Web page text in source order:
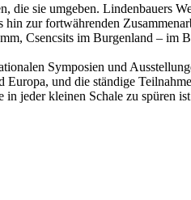
sie umgeben. Lindenbauers
zur fortwährenden
Csencsits im Burgenland – im
Symposien und
und die ständige
jeder kleinen Schale zu spüren